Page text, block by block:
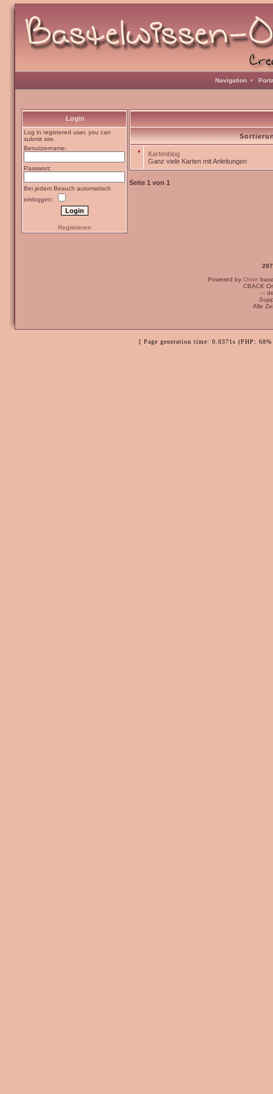
Navigation •
Login
Log in registered user, you can
submit site.
Benutzername:
Passwort:
Bei jedem Besuch automatisch
einloggen:
Registrieren
•
Kartenblog
Ganz viele Karten mit Anleitungen
Seite 1 von 1
Powered by Orion
CBACK
:-:
Alle
[ Page generation time: 0.0371s (PHP: